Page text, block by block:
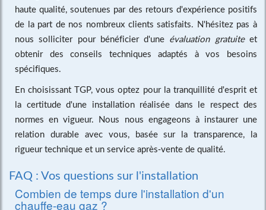
haute qualité, soutenues par des retours d'expérience positifs
de la part de nos nombreux clients satisfaits. N'hésitez pas à
nous solliciter pour bénéficier d'une évaluation gratuiteet
obtenir des conseils techniques adaptés à vos besoins
spécifiques.
En choisissant TGP, vous optez pour la tranquillité d'esprit et
la certitude d'une installation réalisée dans le respect des
normes en vigueur. Nous nous engageons à instaurer une
relation durable avec vous, basée sur la transparence, la
rigueur technique et un service après-vente de qualité.
FAQ : Vos questions sur l'installation
Combien de temps dure l'installation d'un
chauffe-eau gaz ?